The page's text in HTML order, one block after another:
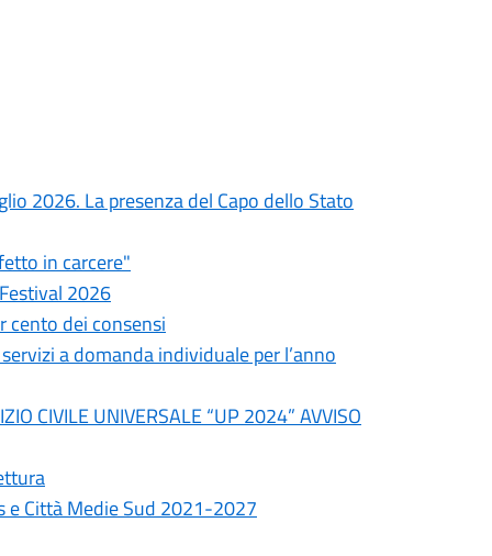
2026. La presenza del Capo dello Stato
in carcere"
2026
cento dei consensi
a domanda individuale per l’anno
CIVILE UNIVERSALE “UP 2024” AVVISO
e Città Medie Sud 2021-2027